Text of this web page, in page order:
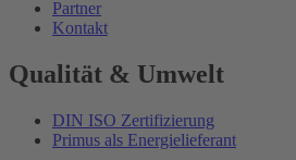
Partner
Kontakt
Qualität & Umwelt
DIN ISO Zertifizierung
Primus als Energielieferant